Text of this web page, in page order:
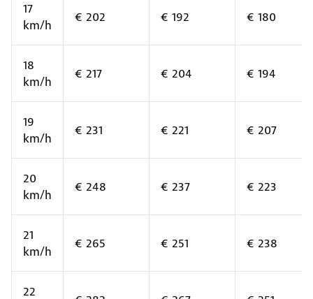
17
km/h
€ 202 € 192 € 180
18
km/h
€ 217 € 204 € 194
19
km/h
€ 231 € 221 € 207
20
km/h
€ 248 € 237 € 223
21
km/h
€ 265 € 251 € 238
22